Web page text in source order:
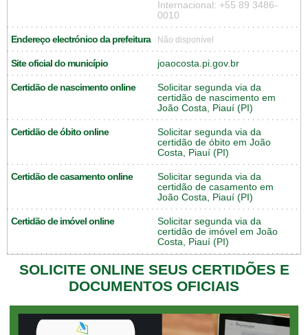
Internacional: +55 89 3486-
0010
Endereço electrónico da prefeitura Não disponível
Site oficial do município joaocosta.pi.gov.br
Certidão de nascimento online
Solicitar segunda via da
certidão de nascimento em
João Costa, Piauí (PI)
Certidão de óbito online
Solicitar segunda via da
certidão de óbito em João
Costa, Piauí (PI)
Certidão de casamento online
Solicitar segunda via da
certidão de casamento em
João Costa, Piauí (PI)
Certidão de imóvel online
Solicitar segunda via da
certidão de imóvel em João
Costa, Piauí (PI)
SOLICITE ONLINE SEUS CERTIDÕES E
DOCUMENTOS OFICIAIS